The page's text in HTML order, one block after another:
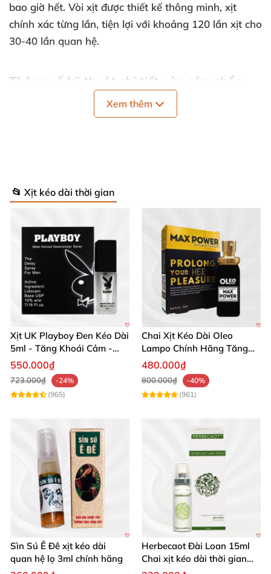
bao giờ hết. Vòi xịt được thiết kế thông minh, xịt
chính xác từng lần, tiện lợi với khoảng 120 lần xịt cho
30-40 lần quan hệ.
Thông số kỹ thuật chi tiết của sản phẩm
Dung tích: 12ml (12mg) với vòi xịt chuẩn xác
Thành phần chủ đạo: 9,6% Lidocaine – an toàn,
hiệu quả
Số lần xịt: khoảng 120 lần (tương đương 30-40
lần quan hệ)
Phù hợp dùng khi dương vật cương cứng hoặc
mềm
An toàn khi quan hệ tình dục bằng miệng
Xem thêm
📂 Xịt kéo dài thời gian
Xịt UK Playboy Đen Kéo Dài
5ml - Tăng Khoái Cảm -
Đặt Ngay
550.000₫
723.000₫
-24%
(965)
Chai Xịt Kéo Dài Oleo
Lampo Chính Hãng Tăng
Cường Sức Mạnh Nam
480.000₫
800.000₫
-40%
(961)
Sìn Sú Ê Đê xịt kéo dài
quan hệ lọ 3ml chính hãng
Herbecaot Đài Loan 15ml
Chai xịt kéo dài thời gian
hiệu quả